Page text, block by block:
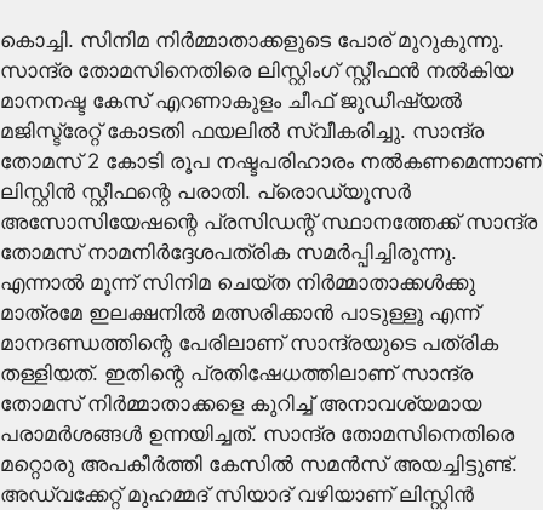
കൊച്ചി. സിനിമ നിർമ്മാതാക്കളുടെ പോര് മുറുകുന്നു.
സാന്ദ്ര തോമസിനെതിരെ ലിസ്റ്റിംഗ് സ്റ്റീഫൻ നൽകിയ
മാനനഷ്ട കേസ് എറണാകുളം ചീഫ് ജുഡീഷ്യൽ
മജിസ്ട്രേറ്റ് കോടതി ഫയലിൽ സ്വീകരിച്ചു. സാന്ദ്ര
തോമസ് 2 കോടി രൂപ നഷ്ടപരിഹാരം നൽകണമെന്നാണ്
ലിസ്റ്റിൻ സ്റ്റീഫന്റെ പരാതി. പ്രൊഡ്യൂസർ
അസോസിയേഷന്റെ പ്രസിഡന്റ് സ്ഥാനത്തേക്ക് സാന്ദ്ര
തോമസ് നാമനിർദ്ദേശപത്രിക സമർപ്പിച്ചിരുന്നു.
എന്നാൽ മൂന്ന് സിനിമ ചെയ്ത നിർമ്മാതാക്കൾക്കു
മാത്രമേ ഇലക്ഷനിൽ മത്സരിക്കാൻ പാടുള്ളൂ എന്ന്
മാനദണ്ഡത്തിന്റെ പേരിലാണ് സാന്ദ്രയുടെ പത്രിക
തള്ളിയത്. ഇതിന്റെ പ്രതിഷേധത്തിലാണ് സാന്ദ്ര
തോമസ് നിർമ്മാതാക്കളെ കുറിച്ച് അനാവശ്യമായ
പരാമർശങ്ങൾ ഉന്നയിച്ചത്. സാന്ദ്ര തോമസിനെതിരെ
മറ്റൊരു അപകീർത്തി കേസിൽ സമൻസ് അയച്ചിട്ടുണ്ട്.
അഡ്വക്കേറ്റ് മുഹമ്മദ്‌ സിയാദ് വഴിയാണ് ലിസ്റ്റിൻ